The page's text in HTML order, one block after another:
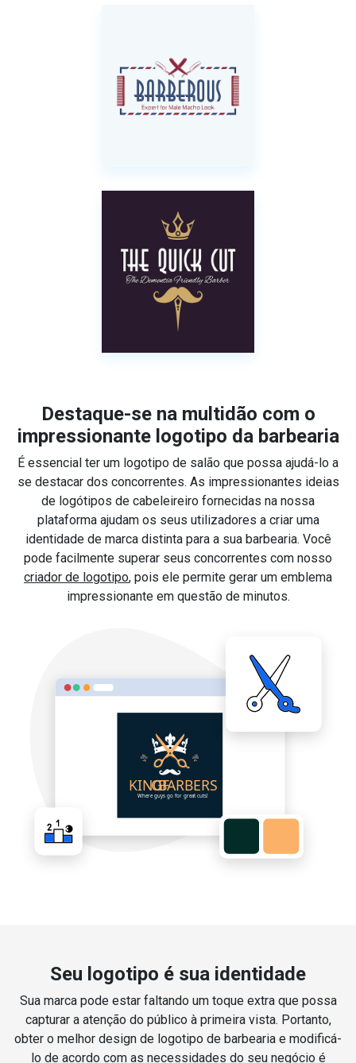
Destaque-se na multidão com o
impressionante logotipo da barbearia
É essencial ter um logotipo de salão que possa ajudá-lo a
se destacar dos concorrentes. As impressionantes ideias
de logótipos de cabeleireiro fornecidas na nossa
plataforma ajudam os seus utilizadores a criar uma
identidade de marca distinta para a sua barbearia. Você
pode facilmente superar seus concorrentes com nosso
criador de logotipo, pois ele permite gerar um emblema
impressionante em questão de minutos.
Seu logotipo é sua identidade
Sua marca pode estar faltando um toque extra que possa
capturar a atenção do público à primeira vista. Portanto,
obter o melhor design de logotipo de barbearia e modificá-
lo de acordo com as necessidades do seu negócio é